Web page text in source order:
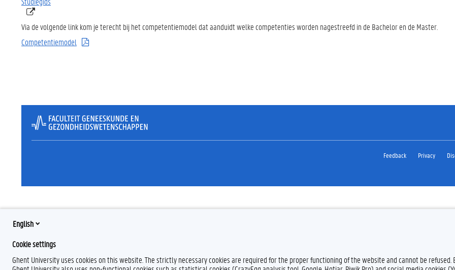
Via de volgende link kom je terecht bij het competentiemodel dat aanduidt welke competenties worden nagestreefd in de Bachelor en de Master.
Competentiemodel
Feedback Privacy
English
Cookie settings
Ghent University uses cookies on this website. The strictly necessary cookies are required for the proper functioning of the website and cannot be refused.